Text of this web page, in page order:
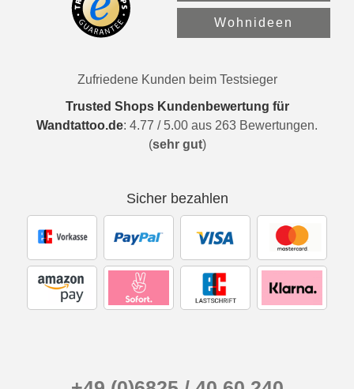
Wohnideen
Zufriedene Kunden beim Testsieger
Trusted Shops Kundenbewertung für
Wandtattoo.de: 4.77 / 5.00 aus 263 Bewertungen.
(sehr gut)
Sicher bezahlen